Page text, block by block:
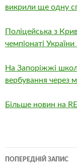
викрили ще одну
Поліцейська з
чемпіонаті
На Запоріжжі
вербування через
Більше новин на
Навігація
ПОПЕРЕДНІЙ ЗАПИС